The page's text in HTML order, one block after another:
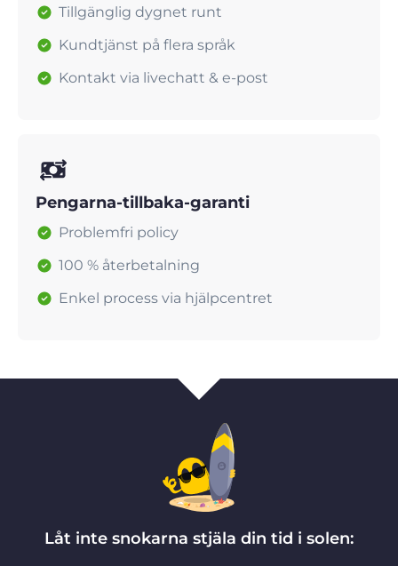
Tillgänglig dygnet runt
Kundtjänst på flera språk
Kontakt via livechatt & e-post
Pengarna-tillbaka-garanti
Problemfri policy
100 % återbetalning
Enkel process via hjälpcentret
Låt inte snokarna stjäla din tid i solen: